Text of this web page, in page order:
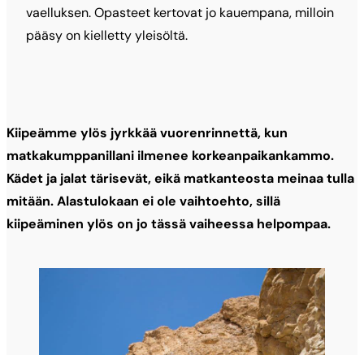
vaelluksen. Opasteet kertovat jo kauempana, milloin
pääsy on kielletty yleisöltä.
Kiipeämme ylös jyrkkää vuorenrinnettä, kun
matkakumppanillani ilmenee korkeanpaikankammo.
Kädet ja jalat tärisevät, eikä matkanteosta meinaa tulla
mitään. Alastulokaan ei ole vaihtoehto, sillä
kiipeäminen ylös on jo tässä vaiheessa helpompaa.